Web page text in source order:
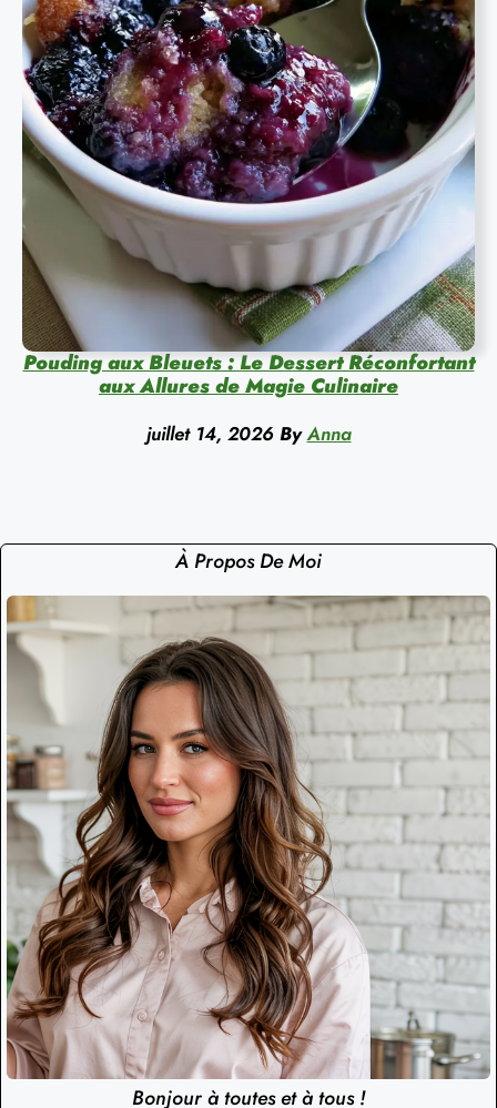
Pouding aux Bleuets : Le Dessert Réconfortant
aux Allures de Magie Culinaire
juillet 14, 2026 By Anna
À Propos De Moi
Bonjour à toutes et à tous !